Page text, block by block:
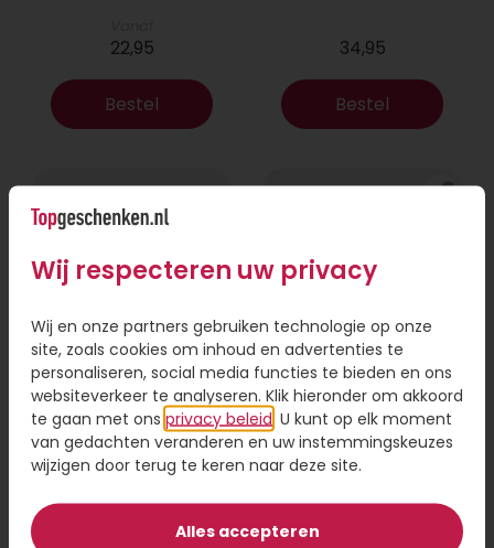
22,95
Bestel
34,95
Bestel
Boeket Lexie
Vanaf
18,95
Phlebodium
16,95
Wij respecteren uw privacy
Wij en onze partners gebruiken technologie op onze
site, zoals cookies om inhoud en advertenties te
personaliseren, social media functies te bieden en ons
websiteverkeer te analyseren. Klik hieronder om akkoord
te gaan met ons privacy beleid . U kunt op elk moment
van gedachten veranderen en uw instemmingskeuzes
wijzigen door terug te keren naar deze site.
Alles accepteren